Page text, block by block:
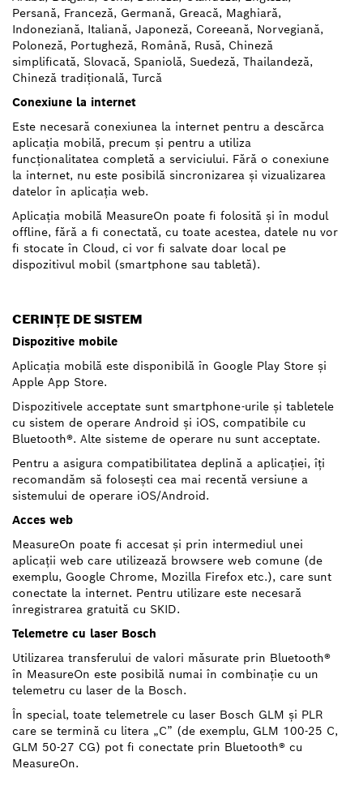
Persană, Franceză, Germană, Greacă, Maghiară,
Indoneziană, Italiană, Japoneză, Coreeană, Norvegiană,
Poloneză, Portugheză, Română, Rusă, Chineză
simplificată, Slovacă, Spaniolă, Suedeză, Thailandeză,
Chineză tradiţională, Turcă
Conexiune la internet
Este necesară conexiunea la internet pentru a descărca
aplicaţia mobilă, precum şi pentru a utiliza
funcţionalitatea completă a serviciului. Fără o conexiune
la internet, nu este posibilă sincronizarea şi vizualizarea
datelor în aplicaţia web.
Aplicaţia mobilă MeasureOn poate fi folosită şi în modul
offline, fără a fi conectată, cu toate acestea, datele nu vor
fi stocate în Cloud, ci vor fi salvate doar local pe
dispozitivul mobil (smartphone sau tabletă).
CERINŢE DE SISTEM
Dispozitive mobile
Aplicaţia mobilă este disponibilă în Google Play Store şi
Apple App Store.
Dispozitivele acceptate sunt smartphone-urile şi tabletele
cu sistem de operare Android şi iOS, compatibile cu
Bluetooth®. Alte sisteme de operare nu sunt acceptate.
Pentru a asigura compatibilitatea deplină a aplicaţiei, îţi
recomandăm să foloseşti cea mai recentă versiune a
sistemului de operare iOS/Android.
Acces web
MeasureOn poate fi accesat şi prin intermediul unei
aplicaţii web care utilizează browsere web comune (de
exemplu, Google Chrome, Mozilla Firefox etc.), care sunt
conectate la internet. Pentru utilizare este necesară
înregistrarea gratuită cu SKID.
Telemetre cu laser Bosch
Utilizarea transferului de valori măsurate prin Bluetooth®
în MeasureOn este posibilă numai în combinaţie cu un
telemetru cu laser de la Bosch.
În special, toate telemetrele cu laser Bosch GLM şi PLR
care se termină cu litera „C” (de exemplu, GLM 100-25 C,
GLM 50-27 CG) pot fi conectate prin Bluetooth® cu
MeasureOn.